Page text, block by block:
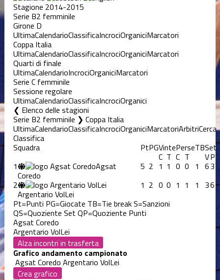
Stagione 2014-2015
Serie B2 femminile
Girone D
UltimaCalendarioClassificaIncrociOrganiciMarcatori
Coppa Italia
UltimaCalendarioClassificaIncrociOrganiciMarcatori
Quarti di finale
UltimaCalendarioIncrociOrganiciMarcatori
Serie C femminile
Sessione regolare
UltimaCalendarioClassificaIncrociOrganici
Elenco delle stagioni
Serie B2 femminile ❯ Coppa Italia
UltimaCalendarioClassificaIncrociOrganiciMarcatoriArbitriCerca
Classifica
Squadra PtPGVintePerseTBSet
C T C T VP
1 Agsat
Coredo
5 2 1 1 0 0 1 63
2
Argentario VolLei
1 2 0 0 1 1 1 36
Pt=Punti PG=Giocate TB=Tie breakS=Sanzioni
QS=Quoziente Set QP=Quoziente Punti
Agsat Coredo
Argentario VolLei
Alza incontri in trasferta
Grafico andamento campionato
Agsat Coredo Argentario VolLei
Crea grafico